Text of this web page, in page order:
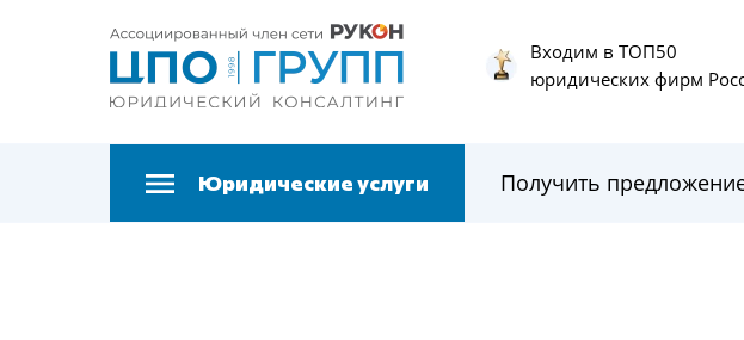
Входим в ТОП50
юридических фирм
Юридические услуги Получить